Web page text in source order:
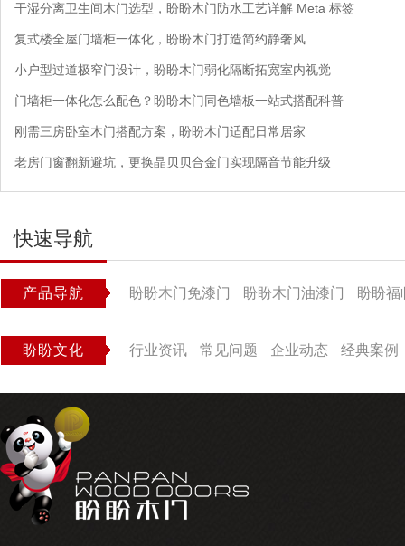
干湿分离卫生间木门选型，盼盼木门防水工艺详解 Meta 标签
复式楼全屋门墙柜一体化，盼盼木门打造简约静奢风
小户型过道极窄门设计，盼盼木门弱化隔断拓宽室内视觉
门墙柜一体化怎么配色？盼盼木门同色墙板一站式搭配科普
刚需三房卧室木门搭配方案，盼盼木门适配日常居家
老房门窗翻新避坑，更换晶贝贝合金门实现隔音节能升级
快速导航
产品导航 盼盼木门免漆门 盼盼木门油漆门 盼盼福
盼盼文化 行业资讯 常见问题 企业动态 经典案例